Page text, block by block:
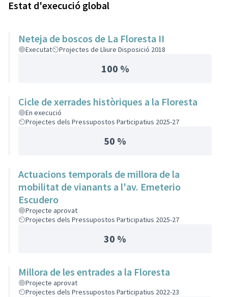
Estat d'execució global
Neteja de boscos de La Floresta II
Executat Projectes de Lliure Disposició 2018
100 %
Cicle de xerrades històriques a la Floresta
En execució
Projectes dels Pressupostos Participatius 2025-27
50 %
Actuacions temporals de millora de la
mobilitat de vianants a l'av. Emeterio
Escudero
Projecte aprovat
Projectes dels Pressupostos Participatius 2025-27
30 %
Millora de les entrades a la Floresta
Projecte aprovat
Projectes dels Pressupostos Participatius 2022-23